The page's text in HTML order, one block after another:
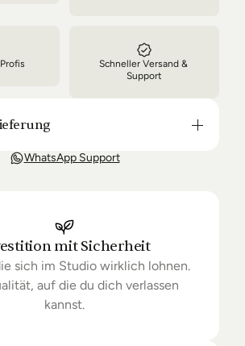
Schneller Versand &
Support
ist in der Regel in 3-8 Tagen bei
Umständen um einige Tage
WhatsApp Support
mit Sicherheit
sich im Studio wirklich lohnen.
auf die du dich verlassen
kannst.